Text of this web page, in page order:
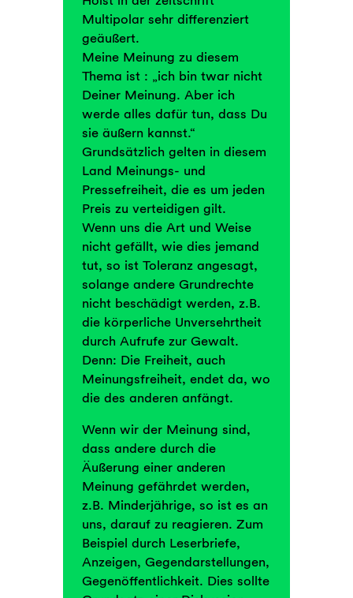
Multipolar sehr differenziert
geäußert.
Meine Meinung zu diesem
Thema ist : „ich bin twar nicht
Deiner Meinung. Aber ich
werde alles dafür tun, dass Du
sie äußern kannst.“
Grundsätzlich gelten in diesem
Land Meinungs- und
Pressefreiheit, die es um jeden
Preis zu verteidigen gilt.
Wenn uns die Art und Weise
nicht gefällt, wie dies jemand
tut, so ist Toleranz angesagt,
solange andere Grundrechte
nicht beschädigt werden, z.B.
die körperliche Unversehrtheit
durch Aufrufe zur Gewalt.
Denn: Die Freiheit, auch
Meinungsfreiheit, endet da, wo
die des anderen anfängt.
Wenn wir der Meinung sind,
dass andere durch die
Äußerung einer anderen
Meinung gefährdet werden,
z.B. Minderjährige, so ist es an
uns, darauf zu reagieren. Zum
Beispiel durch Leserbriefe,
Anzeigen, Gegendarstellungen,
Gegenöffentlichkeit. Dies sollte